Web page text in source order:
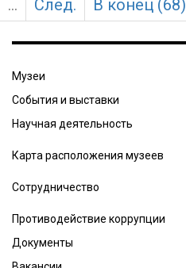
...
След. В конец (68)
Музеи
События и выставки
Научная деятельность
Карта расположения музеев
Сотрудничество
Противодействие коррупции
Документы